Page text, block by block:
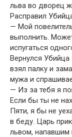
льва во дворец
Расправил
— Мой
выполнить.
испугаться
Вернулся
взял палку и
мужа и
— Из за тебя я
Если бы ты не
Пяти, я бы не
в беду. Царь
львом, напавшим